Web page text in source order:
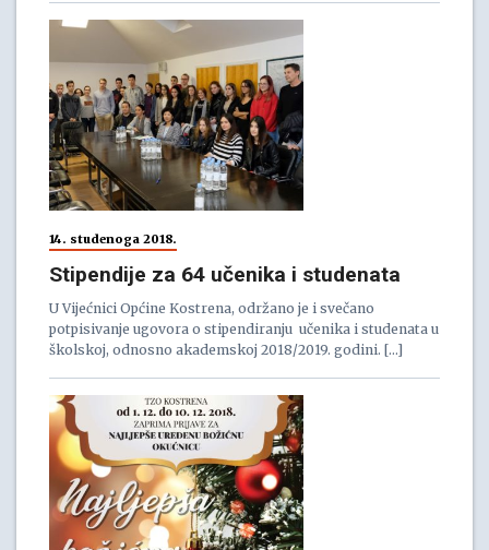
14. studenoga 2018.
Stipendije za 64 učenika i studenata
U Vijećnici Općine Kostrena, održano je i svečano
potpisivanje ugovora o stipendiranju učenika i studenata u
školskoj, odnosno akademskoj 2018/2019. godini. […]